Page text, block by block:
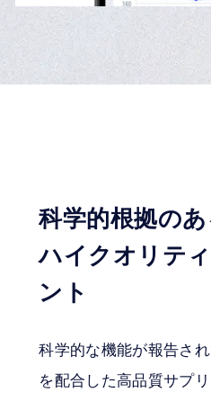
科学的根拠のあ
ハイクオリテ
ント
科学的な機能が報告さ
を配合した高品質サプ